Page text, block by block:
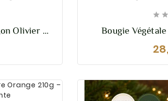
Olivier –
200g
 
Bougie
Provence Mon
–